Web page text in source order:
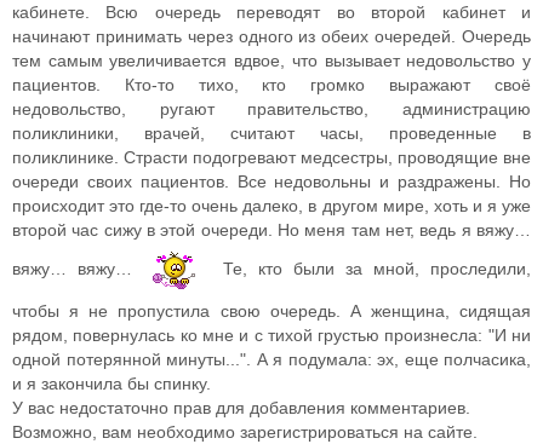
кабинете. Всю очередь переводят во второй кабинет и
начинают принимать через одного из обеих очередей. Очередь
тем самым увеличивается вдвое, что вызывает недовольство у
пациентов. Кто-то тихо, кто громко выражают своё
недовольство, ругают правительство, администрацию
поликлиники, врачей, считают часы, проведенные в
поликлинике. Страсти подогревают медсестры, проводящие вне
очереди своих пациентов. Все недовольны и раздражены. Но
происходит это где-то очень далеко, в другом мире, хоть и я уже
второй час сижу в этой очереди. Но меня там нет, ведь я вяжу…
вяжу… вяжу… Те, кто были за мной, проследили,
чтобы я не пропустила свою очередь. А женщина, сидящая
рядом, повернулась ко мне и с тихой грустью произнесла: "И ни
одной потерянной минуты...". А я подумала: эх, еще полчасика,
и я закончила бы спинку.
У вас недостаточно прав для добавления комментариев.
Возможно, вам необходимо зарегистрироваться на сайте.